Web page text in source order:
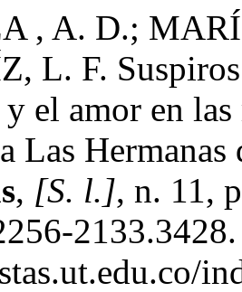
, A. D.;
L. F.
el amor en
Las
, [S. l.], n. 11,